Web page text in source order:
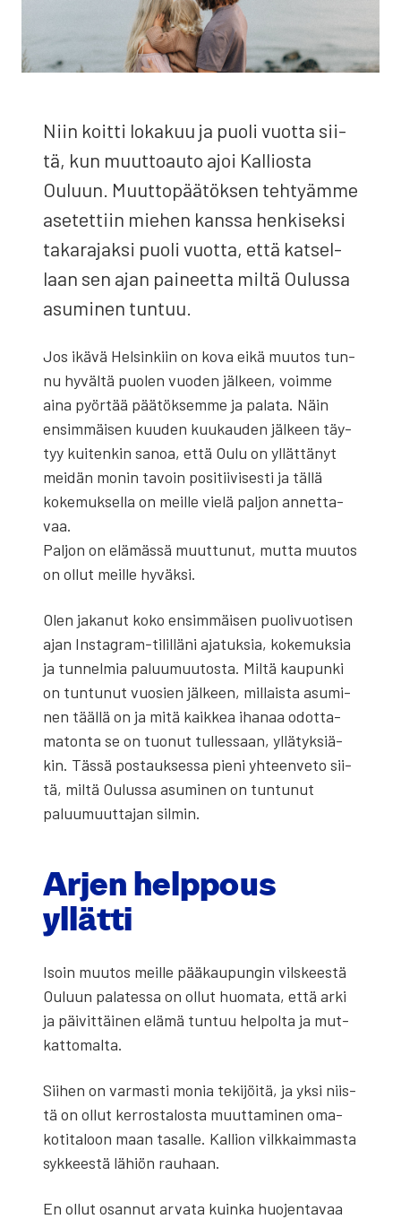
Niin koit­ti loka­kuu ja puo­li vuot­ta sii­
tä, kun muut­toau­to ajoi Kal­lios­ta
Ouluun. Muut­to­pää­tök­sen teh­tyäm­me
ase­tet­tiin mie­hen kans­sa hen­ki­sek­si
taka­ra­jak­si puo­li vuot­ta, että kat­sel­
laan sen ajan pai­neet­ta mil­tä Oulus­sa
asu­mi­nen tun­tuu.
Jos ikä­vä Hel­sin­kiin on kova eikä muu­tos tun­
nu hyväl­tä puo­len vuo­den jäl­keen, voim­me
aina pyör­tää pää­tök­sem­me ja pala­ta. Näin
ensim­mäi­sen kuu­den kuu­kau­den jäl­keen täy­
tyy kui­ten­kin sanoa, että Oulu on yllät­tä­nyt
mei­dän monin tavoin posi­tii­vi­ses­ti ja täl­lä
koke­muk­sel­la on meil­le vie­lä pal­jon annet­ta­
vaa.
Pal­jon on elä­mäs­sä muut­tu­nut, mut­ta muu­tos
on ollut meil­le hyväk­si.
Olen jaka­nut koko ensim­mäi­sen puo­li­vuo­ti­sen
ajan Ins­ta­gram-tilil­lä­ni aja­tuk­sia, koke­muk­sia
ja tun­nel­mia paluu­muu­tos­ta. Mil­tä kau­pun­ki
on tun­tu­nut vuo­sien jäl­keen, mil­lais­ta asu­mi­
nen tääl­lä on ja mitä kaik­kea iha­naa odot­ta­
ma­ton­ta se on tuo­nut tul­les­saan, yllä­tyk­siä­
kin. Täs­sä pos­tauk­ses­sa pie­ni yhteen­ve­to sii­
tä, mil­tä Oulus­sa asu­mi­nen on tun­tu­nut
paluu­muut­ta­jan sil­min.
Arjen help­pous
yllät­ti
Isoin muu­tos meil­le pää­kau­pun­gin vils­kees­tä
Ouluun pala­tes­sa on ollut huo­ma­ta, että arki
ja päi­vit­täi­nen elä­mä tun­tuu hel­pol­ta ja mut­
kat­to­mal­ta.
Sii­hen on var­mas­ti monia teki­jöi­tä, ja yksi niis­
tä on ollut ker­ros­ta­los­ta muut­ta­mi­nen oma­
ko­ti­ta­loon maan tasal­le. Kal­lion vilk­kaim­mas­ta
syk­kees­tä lähiön rau­haan.
En ollut osan­nut arva­ta kuin­ka huo­jen­ta­vaa